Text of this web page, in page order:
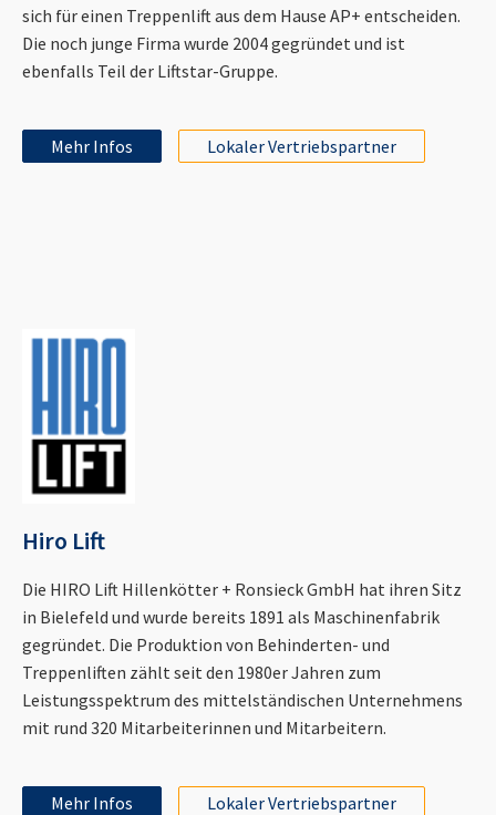
sich für einen Treppenlift aus dem Hause AP+ entscheiden.
Die noch junge Firma wurde 2004 gegründet und ist
ebenfalls Teil der Liftstar-Gruppe.
Mehr Infos Lokaler Vertriebspartner
Hiro Lift
Die HIRO Lift Hillenkötter + Ronsieck GmbH hat ihren Sitz
in Bielefeld und wurde bereits 1891 als Maschinenfabrik
gegründet. Die Produktion von Behinderten- und
Treppenliften zählt seit den 1980er Jahren zum
Leistungsspektrum des mittelständischen Unternehmens
mit rund 320 Mitarbeiterinnen und Mitarbeitern.
Mehr Infos Lokaler Vertriebspartner